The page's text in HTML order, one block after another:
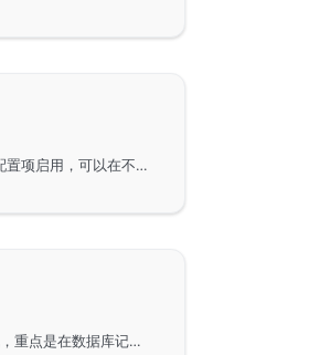
GoFrame框架中的ORM空跑特性，该特性通过DryRun配置项启用，可以在不开启实际写入、更新、删除操作的情况下调试SQL语句。本文提供了详细的配置示例以及如何利用命令行参数和环境变量全局修改该特性的使用方法，帮助开发者在开发过程中验证SQL执行的正确性。
使用GoFrame框架中的gdb模块进行ORM高级特性实现，重点是在数据库记录结果的数据类型转换功能。gdb模块灵活支持多种数据类型的转换，并通过示例展示了如何在Go代码中实现对数据库表中商品信息的获取和处理。